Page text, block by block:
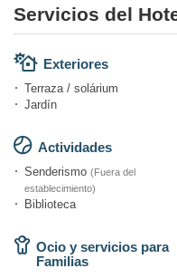
Servicios del
Exteriores
Terraza / solárium
Jardín
Actividades
Senderismo (Fuera del
establecimiento)
Biblioteca
Ocio y servicios para
Familias